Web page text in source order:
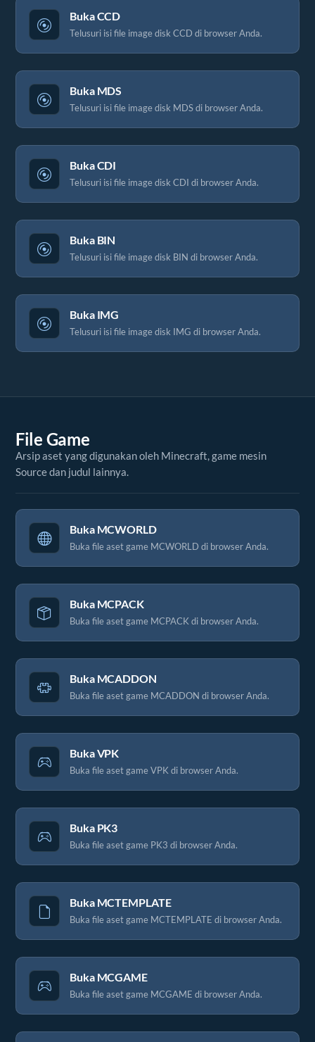
Buka CCD
Telusuri isi file image disk CCD di browser Anda.
Buka MDS
Telusuri isi file image disk MDS di browser Anda.
Buka CDI
Telusuri isi file image disk CDI di browser Anda.
Buka BIN
Telusuri isi file image disk BIN di browser Anda.
Buka IMG
Telusuri isi file image disk IMG di browser Anda.
File Game
Arsip aset yang digunakan oleh Minecraft, game mesin
Source dan judul lainnya.
Buka MCWORLD
Buka file aset game MCWORLD di browser Anda.
Buka MCPACK
Buka file aset game MCPACK di browser Anda.
Buka MCADDON
Buka file aset game MCADDON di browser Anda.
Buka VPK
Buka file aset game VPK di browser Anda.
Buka PK3
Buka file aset game PK3 di browser Anda.
Buka MCTEMPLATE
Buka file aset game MCTEMPLATE di browser Anda.
Buka MCGAME
Buka file aset game MCGAME di browser Anda.